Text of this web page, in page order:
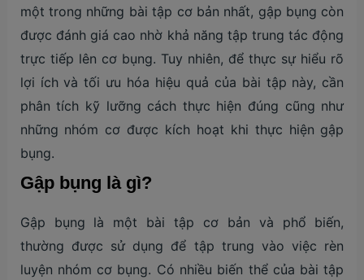
một trong những bài tập cơ bản nhất, gập bụng còn
được đánh giá cao nhờ khả năng tập trung tác động
trực tiếp lên cơ bụng. Tuy nhiên, để thực sự hiểu rõ
lợi ích và tối ưu hóa hiệu quả của bài tập này, cần
phân tích kỹ lưỡng cách thực hiện đúng cũng như
những nhóm cơ được kích hoạt khi thực hiện gập
bụng.
Gập bụng là gì?
Gập bụng là một bài tập cơ bản và phổ biến,
thường được sử dụng để tập trung vào việc rèn
luyện nhóm cơ bụng. Có nhiều biến thể của bài tập